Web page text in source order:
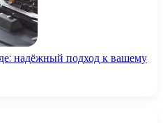
надёжный подход к вашему